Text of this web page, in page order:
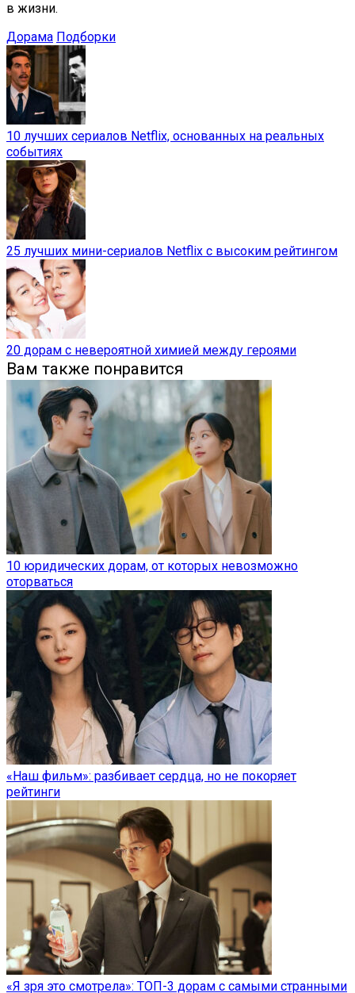
в жизни.
Дорама Подборки
10 лучших сериалов Netflix, основанных на реальных
событиях
25 лучших мини-сериалов Netflix с высоким рейтингом
20 дорам с невероятной химией между героями
Вам также понравится
10 юридических дорам, от которых невозможно
оторваться
«Наш фильм»: разбивает сердца, но не покоряет
рейтинги
«Я зря это смотрела»: ТОП-3 дорам с самыми странными